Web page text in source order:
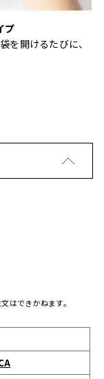
プ
を開けるたびに、
はできかねます。